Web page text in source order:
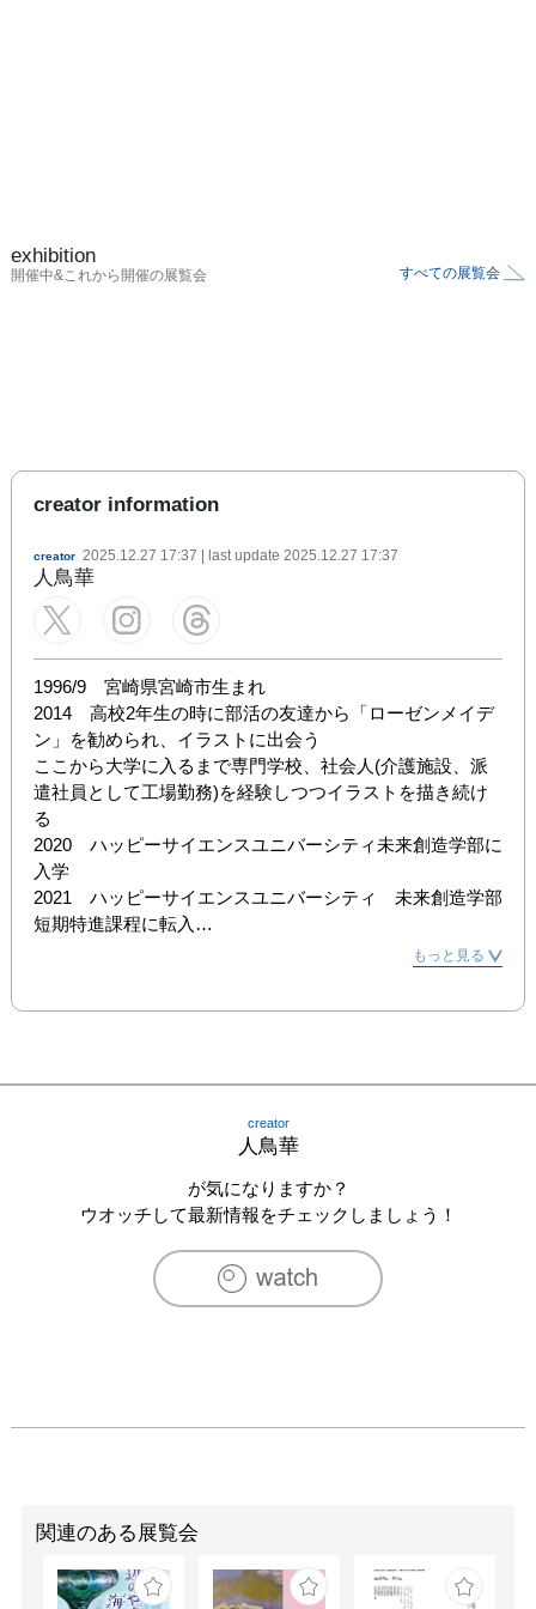
exhibition
開催中&これから開催の展覧会 すべての展覧会
creator information
creator 2025.12.27 17:37 | last update 2025.12.27 17:37
人鳥華
1996/9　宮崎県宮崎市生まれ
2014　高校2年生の時に部活の友達から「ローゼンメイデ
ン」を勧められ、イラストに出会う
ここから大学に入るまで専門学校、社会人(介護施設、派
遣社員として工場勤務)を経験しつつイラストを描き続け
る
2020　ハッピーサイエンスユニバーシティ未来創造学部に
入学
2021　ハッピーサイエンスユニバーシティ　未来創造学部
短期特進課程に転入
2023　ハッピーサイエンスユニバーシティ　未来創造学部
2020　AAAgallery　ANGEL展出展
2021　galleryIYN　三部作　和洋中展
2021　galleryIYN　IYN Art festival in 神戸阪急
2021　galleryIYN　『心を映す鏡』展
2021　galleryTetoTeto　手袋とマフラー展
2022　gallery螺旋　夏のお嬢さん展
2022　galleryARTISTGUILD
2023　GalleryIYN　GIFT展
2024　galleryGlad. あの子もこの子も大変身！？
もっと見る
creator
人鳥華
が気になりますか？
ウオッチして最新情報をチェックしましょう！
関連のある展覧会